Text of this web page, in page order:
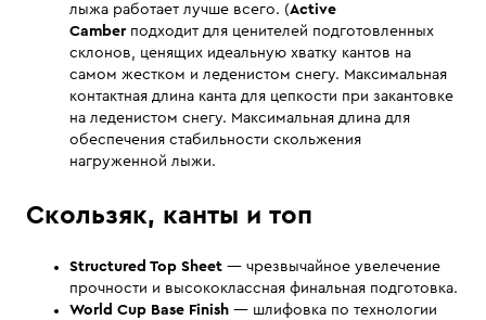
лыжа работает лучше всего. (Active
Camberподходит для ценителей подготовленных
склонов, ценящих идеальную хватку кантов на
самом жестком и леденистом снегу. Максимальная
контактная длина канта для цепкости при закантовке
на леденистом снегу. Максимальная длина для
обеспечения стабильности скольжения
нагруженной лыжи.
Скользяк, канты и топ
Structured Top Sheet — чрезвычайное увелечение
прочности и высококлассная финальная подготовка.
World Cup Base Finish — шлифовка по технологии